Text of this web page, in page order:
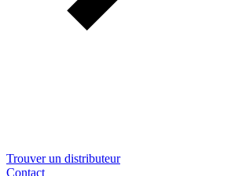
Trouver un distributeur
Contact